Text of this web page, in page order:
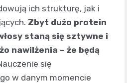
ich strukturę, jak i
Zbyt dużo protein
staną się sztywne i
nawilżenia – że będą
się
w danym momencie